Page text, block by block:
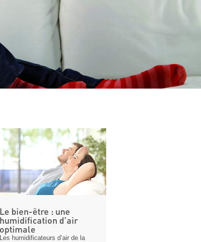
Le bien-être : une
humidification d’air
optimale
Les humidificateurs d’air de la